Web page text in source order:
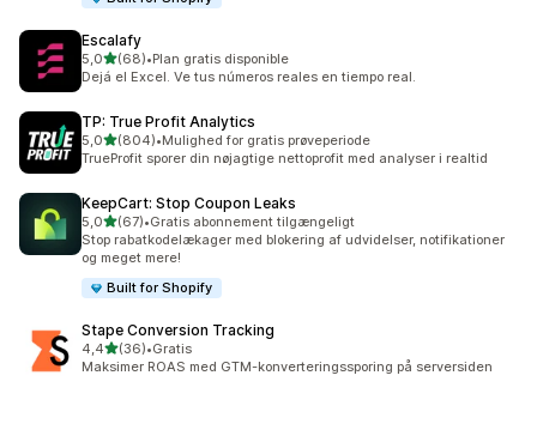
Escalafy
5,0ud af 5 stjerner
(68)
68 anmeldelser i alt
•Plan gratis disponible
Dejá el Excel. Ve tus números reales en tiempo real.
TP: True Profit Analytics
5,0ud af 5 stjerner
(804)
804 anmeldelser i alt
•Mulighed for gratis prøveperiode
TrueProfit sporer din nøjagtige nettoprofit med analyser i realtid
KeepCart: Stop Coupon Leaks
5,0ud af 5 stjerner
(67)
67 anmeldelser i alt
•Gratis abonnement tilgængeligt
Stop rabatkodelækager med blokering af udvidelser, notifikationer
og meget mere!
Built for Shopify
Stape Conversion Tracking
4,4ud af 5 stjerner
(36)
36 anmeldelser i alt
•Gratis
Maksimer ROAS med GTM-konverteringssporing på serversiden